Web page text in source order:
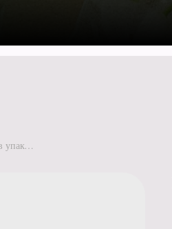
Букет из 51 красной розы Нина в упаковке